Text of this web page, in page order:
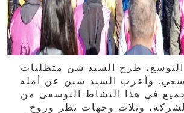
طرح السيد شن متطلبات
وأعرب السيد شين عن أمله
في هذا النشاط التوسعي من
وثلاث وجهات نظر وروح